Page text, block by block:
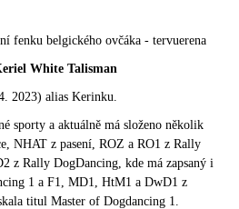
fenku belgického ovčáka - tervuerena
White Talisman
2023) alias Kerinku.
sporty a aktuálně má složeno několik
NHAT z pasení, ROZ a RO1 z Rally
z Rally DogDancing, kde má zapsaný i
1 a F1, MD1, HtM1 a DwD1 z
titul Master of Dogdancing 1.